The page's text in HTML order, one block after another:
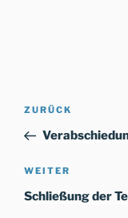
Vorheriger
Beitrag
ZURÜCK
Nächster
Beitrag
WEITER
Schließung der